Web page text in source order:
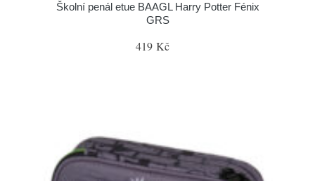
Školní penál etue BAAGL Harry Potter Fénix
GRS
419 Kč